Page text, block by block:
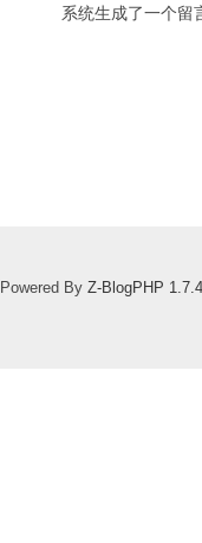
系统生成了一个留
Powered By Z-BlogPHP 1.7.4